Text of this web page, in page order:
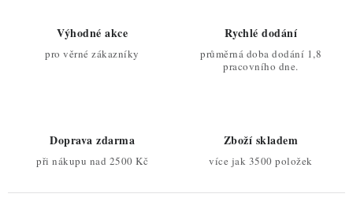
Výhodné akce
pro věrné zákazníky
Rychlé dodání
průměrná doba dodání 1,8
pracovního dne.
Doprava zdarma
při nákupu nad 2500 Kč
Zboží skladem
více jak 3500 položek